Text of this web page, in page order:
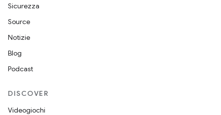
Sicurezza
Source
Notizie
Blog
Podcast
DISCOVER
Videogiochi